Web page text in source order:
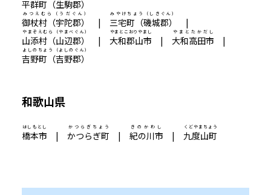
平群町（生駒郡）
御杖村（宇陀郡）
みつえむら（うだぐん）
|三宅町（磯城郡）
みやけちょう（しきぐん）
|
山添村（山辺郡）
やまぞえむら（やまべぐん）
|大和郡山市
やまとこおりやまし
|大和高田市
やまとたかだし
|
吉野町（吉野郡）
よしのちょう（よしのぐん）
和歌山県
橋本市
はしもとし
|かつらぎ町
かつらぎちょう
|紀の川市
きのかわし
| 九度山町
くどやまちょう